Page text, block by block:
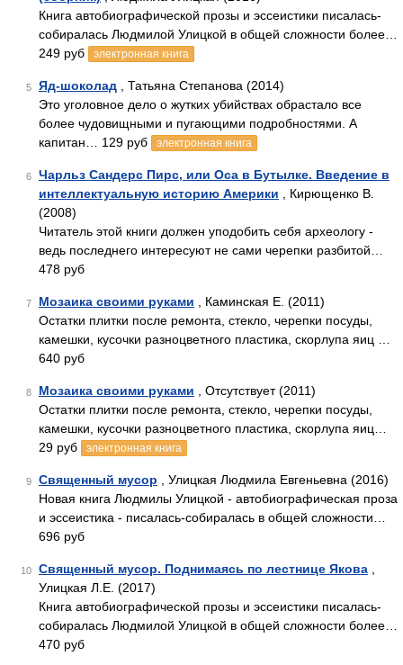
Книга автобиографической прозы и эссеистики писалась-
собиралась Людмилой Улицкой в общей сложности более…
249 руб
электронная книга
5 Яд-шоколад , Татьяна Степанова (2014)
Это уголовное дело о жутких убийствах обрастало все
более чудовищными и пугающими подробностями. А
капитан… 129 руб
электронная книга
6
Чарльз Сандерс Пирс, или Оса в Бутылке. Введение в
интеллектуальную историю Америки , Кирющенко В.
(2008)
Читатель этой книги должен уподобить себя археологу -
ведь последнего интересуют не сами черепки разбитой…
478 руб
7 Мозаика своими руками , Каминская Е. (2011)
Остатки плитки после ремонта, стекло, черепки посуды,
камешки, кусочки разноцветного пластика, скорлупа яиц …
640 руб
8 Мозаика своими руками , Отсутствует (2011)
Остатки плитки после ремонта, стекло, черепки посуды,
камешки, кусочки разноцветного пластика, скорлупа яиц…
29 руб
электронная книга
9 Священный мусор , Улицкая Людмила Евгеньевна (2016)
Новая книга Людмилы Улицкой - автобиографическая проза
и эссеистика - писалась-собиралась в общей сложности…
696 руб
10 Священный мусор. Поднимаясь по лестнице Якова
Улицкая Л.Е. (2017)
Книга автобиографической прозы и эссеистики писалась-
собиралась Людмилой Улицкой в общей сложности более…
470 руб